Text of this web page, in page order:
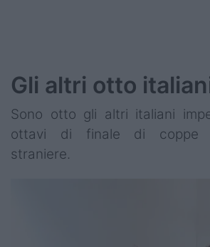
Gli altri otto
Sono otto gli altri italiani
ottavi di finale di coppe
straniere.